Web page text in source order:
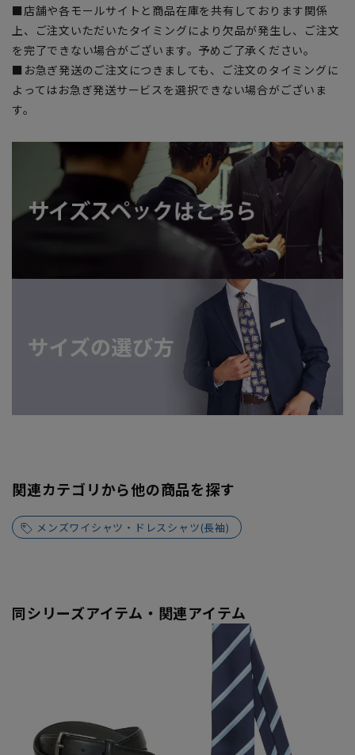
■店舗や各モールサイトと商品在庫を共有しております関係
上、ご注文いただいたタイミングにより欠品が発生し、ご注文
を完了できない場合がございます。予めご了承ください。
■お急ぎ発送のご注文につきましても、ご注文のタイミングに
よってはお急ぎ発送サービスを選択できない場合がございま
す。
関連カテゴリから他の商品を探す
メンズワイシャツ・ドレスシャツ(長袖)
同シリーズアイテム・関連アイテム